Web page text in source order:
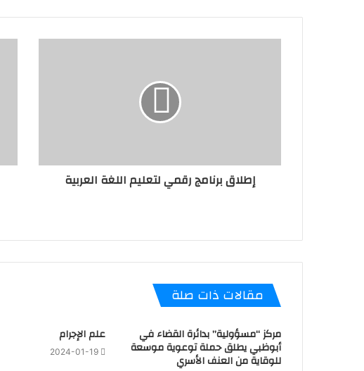
إطلاق برنامج رقمي لتعليم اللغة العربية
مقالات ذات صلة
مركز “مسؤولية” بدائرة القضاء في
أبوظبي يطلق حملة توعوية موسعة
للوقاية من العنف الأسري
علم الإجرام
2024-01-19